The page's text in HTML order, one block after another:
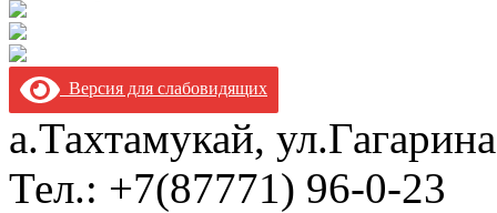
Версия для слабовидящих
а.Тахтамукай,
Тел.: +7(87771) 96-0-23